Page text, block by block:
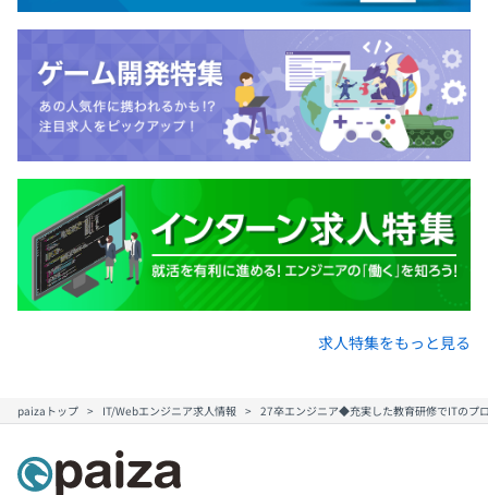
求人特集をもっと見る
paizaトップ IT/Webエンジニア求人情報 27卒エンジニア◆充実した教育研修でITのプ